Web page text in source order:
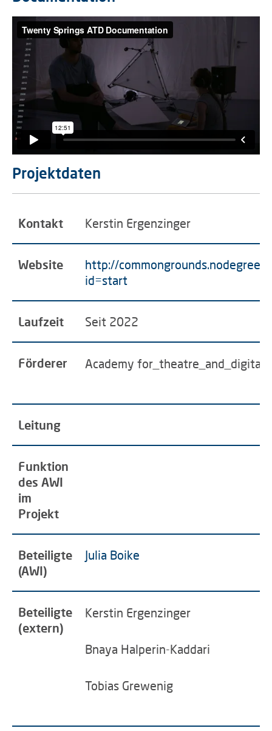
Projektdaten
Kontakt Kerstin Ergenzinger
Website
http://
id=start
Laufzeit Seit 2022
Förderer Academy
Leitung
Funktion
des AWI
im
Projekt
Beteiligte
(AWI)
Julia Boike
Beteiligte
(extern)
Kerstin Ergenzinger
Bnaya Halperin-Kaddari
Tobias Grewenig